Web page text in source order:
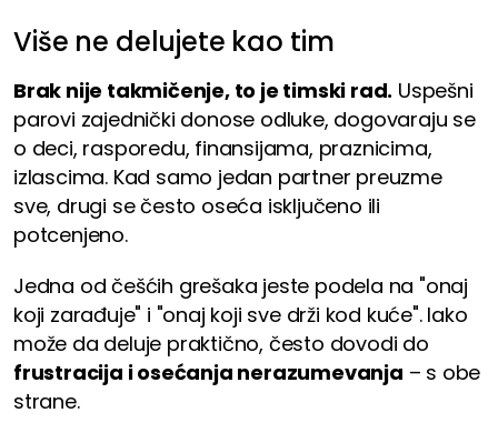
Više ne delujete kao tim
Brak nije takmičenje, to je timski rad. Uspešni
parovi zajednički donose odluke, dogovaraju se
o deci, rasporedu, finansijama, praznicima,
izlascima. Kad samo jedan partner preuzme
sve, drugi se često oseća isključeno ili
potcenjeno.
Jedna od češćih grešaka jeste podela na "onaj
koji zarađuje" i "onaj koji sve drži kod kuće". Iako
može da deluje praktično, često dovodi do
frustracija i osećanja nerazumevanja – s obe
strane.